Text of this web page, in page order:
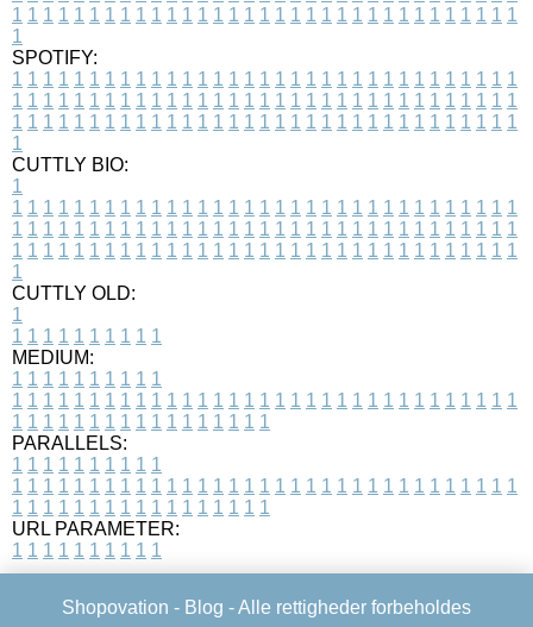
1 1 1 1 1 1 1 1 1 1 1 1 1 1 1 1 1 1 1 1 1 1 1 1 1 1 1 1 1 1 1 1 1
1
SPOTIFY:
1 1 1 1 1 1 1 1 1 1 1 1 1 1 1 1 1 1 1 1 1 1 1 1 1 1 1 1 1 1 1 1 1
1 1 1 1 1 1 1 1 1 1 1 1 1 1 1 1 1 1 1 1 1 1 1 1 1 1 1 1 1 1 1 1 1
1 1 1 1 1 1 1 1 1 1 1 1 1 1 1 1 1 1 1 1 1 1 1 1 1 1 1 1 1 1 1 1 1
1
CUTTLY BIO:
1
1 1 1 1 1 1 1 1 1 1 1 1 1 1 1 1 1 1 1 1 1 1 1 1 1 1 1 1 1 1 1 1 1
1 1 1 1 1 1 1 1 1 1 1 1 1 1 1 1 1 1 1 1 1 1 1 1 1 1 1 1 1 1 1 1 1
1 1 1 1 1 1 1 1 1 1 1 1 1 1 1 1 1 1 1 1 1 1 1 1 1 1 1 1 1 1 1 1 1
1
CUTTLY OLD:
1
1 1 1 1 1 1 1 1 1 1
MEDIUM:
1 1 1 1 1 1 1 1 1 1
1 1 1 1 1 1 1 1 1 1 1 1 1 1 1 1 1 1 1 1 1 1 1 1 1 1 1 1 1 1 1 1 1
1 1 1 1 1 1 1 1 1 1 1 1 1 1 1 1 1
PARALLELS:
1 1 1 1 1 1 1 1 1 1
1 1 1 1 1 1 1 1 1 1 1 1 1 1 1 1 1 1 1 1 1 1 1 1 1 1 1 1 1 1 1 1 1
1 1 1 1 1 1 1 1 1 1 1 1 1 1 1 1 1
URL PARAMETER:
1 1 1 1 1 1 1 1 1 1
Shopovation - Blog - Alle rettigheder forbeholdes